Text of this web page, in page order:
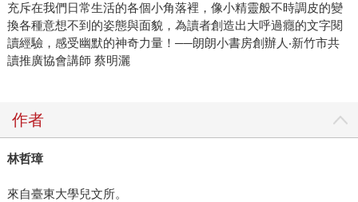
充斥在我們日常生活的各個小角落裡，像小精靈般不時調皮的變
換各種意想不到的姿態與面貌，為讀者創造出大呼過癮的文字閱
讀經驗，感受幽默的神奇力量！──朗朗小書房創辦人‧新竹市共
讀推廣協會講師 蔡明灑
作者
林哲璋
來自臺東大學兒文所。